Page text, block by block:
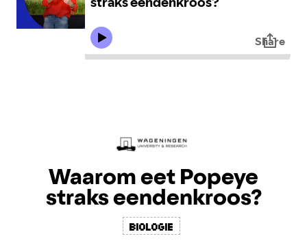
Waarom eet Popeye
straks eendenkroos?
biologie